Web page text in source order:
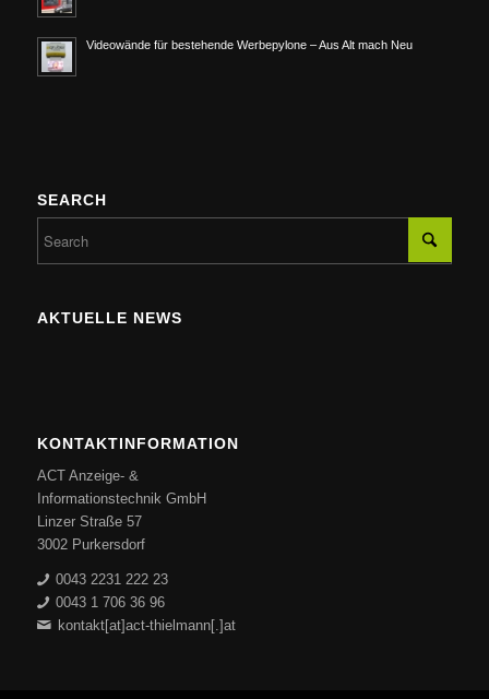
Videowände für bestehende Werbepylone – Aus Alt mach Neu
SEARCH
AKTUELLE NEWS
KONTAKTINFORMATION
ACT Anzeige- &
Informationstechnik GmbH
Linzer Straße 57
3002 Purkersdorf
0043 2231 222 23
0043 1 706 36 96
kontakt[at]act-thielmann[.]at